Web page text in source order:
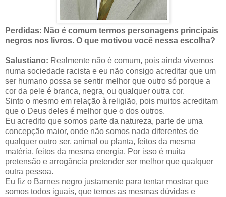
Perdidas: Não é comum termos personagens principais
negros nos livros. O que motivou você nessa escolha?
Salustiano: Realmente não é comum, pois ainda vivemos
numa sociedade racista e eu não consigo acreditar que um
ser humano possa se sentir melhor que outro só porque a
cor da pele é branca, negra, ou qualquer outra cor.
Sinto o mesmo em relação à religião, pois muitos acreditam
que o Deus deles é melhor que o dos outros.
Eu acredito que somos parte da natureza, parte de uma
concepção maior, onde não somos nada diferentes de
qualquer outro ser, animal ou planta, feitos da mesma
matéria, feitos da mesma energia. Por isso é muita
pretensão e arrogância pretender ser melhor que qualquer
outra pessoa.
Eu fiz o Barnes negro justamente para tentar mostrar que
somos todos iguais, que temos as mesmas dúvidas e